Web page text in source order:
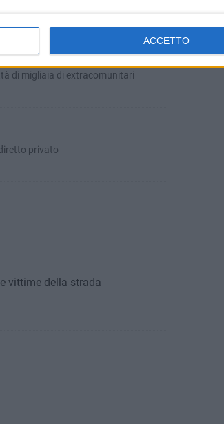
ACCETTO
di migliaia di extracomunitari
privato
vittime della strada